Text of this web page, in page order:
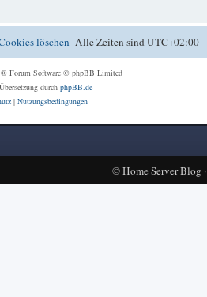
Alle Zeiten sindUTC+02:00
löschen
® Forum Software © phpBB Limited
durch phpBB.de
| Nutzungsbedingungen
©Home Server Blog